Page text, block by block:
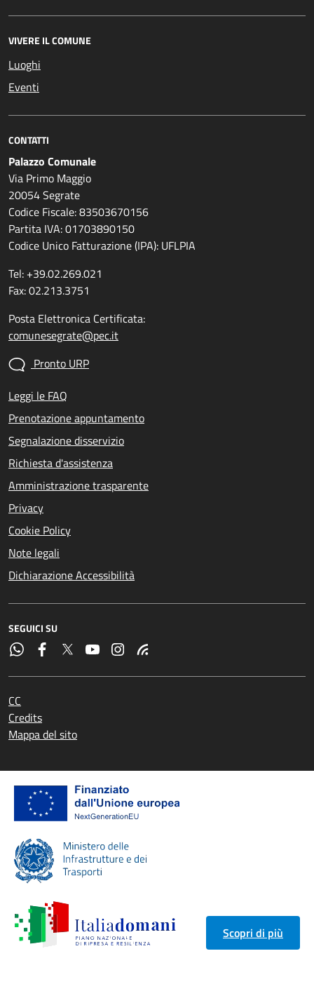
VIVERE IL COMUNE
Luoghi
Eventi
CONTATTI
Palazzo Comunale
Via Primo Maggio
20054 Segrate
Codice Fiscale: 83503670156
Partita IVA: 01703890150
Codice Unico Fatturazione (IPA): UFLPIA
Tel: +39.02.269.021
Fax: 02.213.3751
Posta Elettronica Certificata:
comunesegrate@pec.it
Pronto URP
Leggi le FAQ
Prenotazione appuntamento
Segnalazione disservizio
Richiesta d'assistenza
Amministrazione trasparente
Privacy
Cookie Policy
Note legali
Dichiarazione Accessibilità
SEGUICI SU
CC
Credits
Mappa del sito
Scopri di più